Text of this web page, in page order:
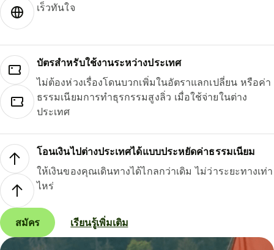
เร็วทันใจ
บัตรสำหรับใช้งานระหว่างประเทศ
ไม่ต้องห่วงเรื่องโดนบวกเพิ่มในอัตราแลกเปลี่ยน หรือค่า
ธรรมเนียมการทำธุรกรรมสูงลิ่ว เมื่อใช้จ่ายในต่าง
ประเทศ
โอนเงินไปต่างประเทศได้แบบประหยัดค่าธรรมเนียม
ให้เงินของคุณเดินทางได้ไกลกว่าเดิม ไม่ว่าระยะทางเท่า
ไหร่
สมัคร เรียนรู้เพิ่มเติม